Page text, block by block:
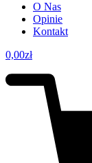
O Nas
Opinie
Kontakt
0,00zł